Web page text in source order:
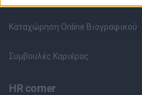
Καταχώρηση Online Βιογραφικού
Συμβουλές Καριέρας
HR corner